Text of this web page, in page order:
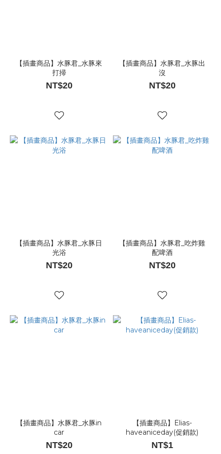
【插畫商品】水豚君_水豚來
打掃
NT$20
【插畫商品】水豚君_水豚出
沒
NT$20
【插畫商品】水豚君_水豚日
光浴
NT$20
【插畫商品】水豚君_吃炸雞
配啤酒
NT$20
【插畫商品】水豚君_水豚in
car
NT$20
【插畫商品】Elias-
haveaniceday(促銷款)
NT$1